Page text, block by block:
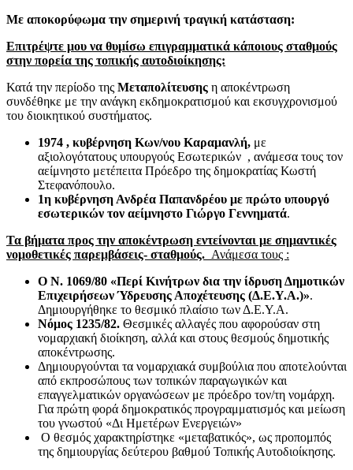
Με αποκορύφωμα την σημερινή τραγική κατάσταση:
Επιτρέψτε μου να θυμίσω επιγραμματικά κάποιους σταθμούς
στην πορεία της τοπικής αυτοδιοίκησης:
Κατά την περίοδο της Μεταπολίτευσης η αποκέντρωση
συνδέθηκε με την ανάγκη εκδημοκρατισμού και εκσυγχρονισμού
του διοικητικού συστήματος.
1974 , κυβέρνηση Κων/νου Καραμανλή, με
αξιολογότατους υπουργούς Εσωτερικών , ανάμεσα τους τον
αείμνηστο μετέπειτα Πρόεδρο της δημοκρατίας Κωστή
Στεφανόπουλο.
1η κυβέρνηση Ανδρέα Παπανδρέου με πρώτο υπουργό
εσωτερικών τον αείμνηστο Γιώργο Γεννηματά.
Τα βήματα προς την αποκέντρωση εντείνονται με σημαντικές
νομοθετικές παρεμβάσεις- σταθμούς. Ανάμεσα τους :
Ο Ν. 1069/80 «Περί Κινήτρων δια την ίδρυση Δημοτικών
Επιχειρήσεων Ύδρευσης Αποχέτευσης (Δ.Ε.Υ.Α.)».
Δημιουργήθηκε το θεσμικό πλαίσιο των Δ.Ε.Υ.Α.
Νόμος 1235/82. Θεσμικές αλλαγές που αφορούσαν στη
νομαρχιακή διοίκηση, αλλά και στους θεσμούς δημοτικής
αποκέντρωσης.
Δημιουργούνται τα νομαρχιακά συμβούλια που αποτελούνται
από εκπροσώπους των τοπικών παραγωγικών και
επαγγελματικών οργανώσεων με πρόεδρο τον/τη νομάρχη.
Για πρώτη φορά δημοκρατικός προγραμματισμός και μείωση
του γνωστού «Δι Ημετέρων Ενεργειών»
Ο θεσμός χαρακτηρίστηκε «μεταβατικός», ως προπομπός
της δημιουργίας δεύτερου βαθμού Τοπικής Αυτοδιοίκησης.